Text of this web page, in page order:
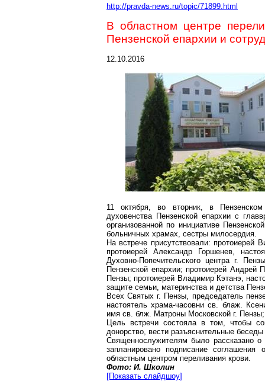
http://pravda-news.ru/topic/71899.html
В областном центре
Пензенской епархии и
12.10.2016
11 октября, во вторник, в
духовенства Пензенской епархии с
организованной по инициативе
больничных храмах, сестры милосердия.
На встрече присутствовали: протоиерей
протоиерей Александр
Горшенев,
Духовно-Попечительского центра г.
Пензенской епархии; протоиерей
Пензы; протоиерей Владимир Кэтанэ,
защите семьи, материнства и детства
Всех Святых г. Пензы, председатель
настоятель храма-часовни св. блаж.
имя св. блж. Матроны Московской г.
Цель встречи состояла в том, чтобы
донорство, вести разъяснительные
Священнослужителям было рассказано
запланировано подписание
областным центром переливания крови.
Фото: И. Школин
[Показать слайдшоу]